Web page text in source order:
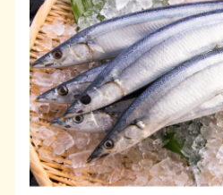
体験予約